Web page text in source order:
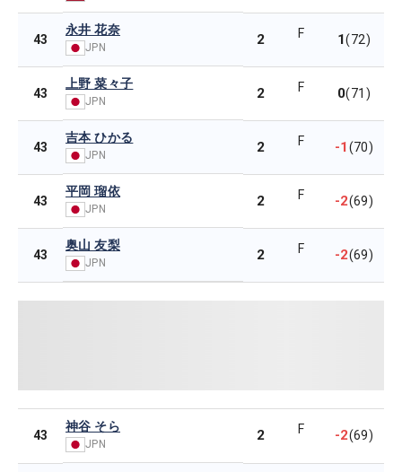
43
永井 花奈
JPN 2 F 1(72)
43
上野 菜々子
JPN 2 F 0(71)
43
吉本 ひかる
JPN 2 F -1(70)
43
平岡 瑠依
JPN 2 F -2(69)
43
奥山 友梨
JPN 2 F -2(69)
43
神谷 そら
JPN
2 F -2(69)